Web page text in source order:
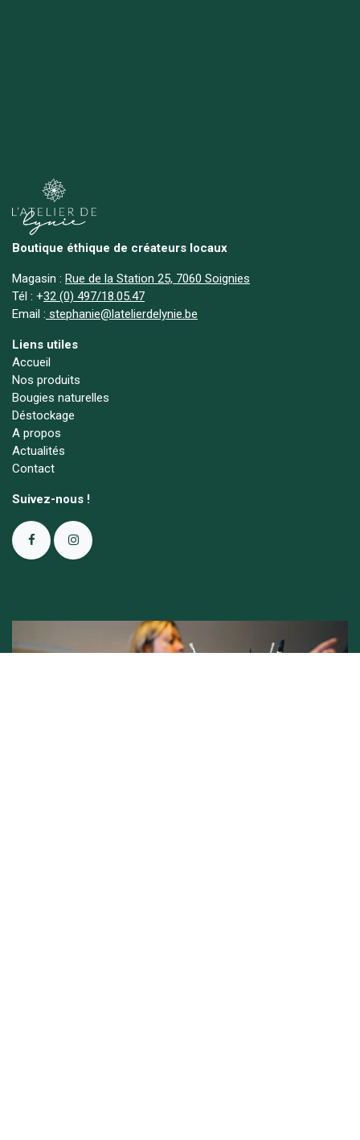
Boutique éthique de créateurs locaux
Magasin : Rue de la Station 25, 7060 Soignies
Tél : +32 (0) 497/18.05.47
Email : stephanie@latelierdelynie.be
Liens utiles
Accueil
Nos produits
Bougies naturelles
Déstockage
A propos
Actualités
Contact
Suivez-nous !